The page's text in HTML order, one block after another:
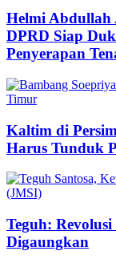
Helmi Abdullah
DPRD Siap
Penyerapan
Kaltim di
Harus Tunduk
Teguh:
Digaungkan